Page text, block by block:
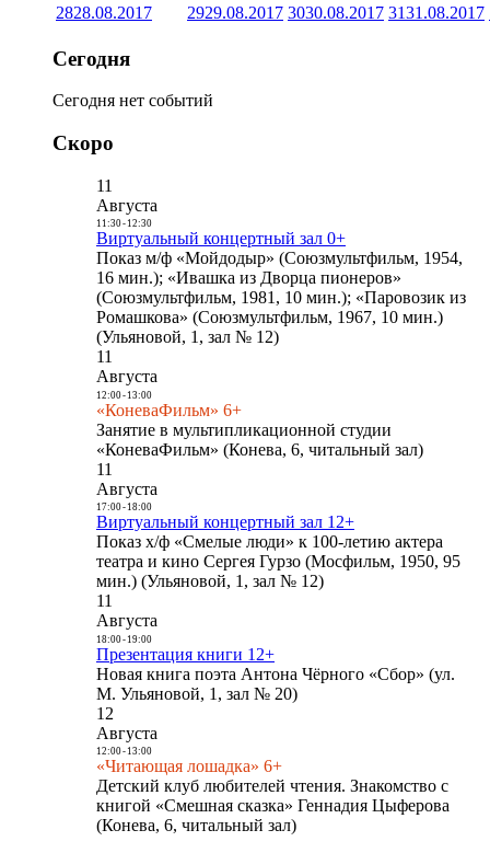
2828.08.2017 2929.08.2017 3030.08.2017 3131.08.2017
Сегодня
Сегодня нет событий
Скоро
11
Августа
11:30- 12:30
Виртуальный концертный зал 0+
Показ м/ф «Мойдодыр» (Союзмультфильм, 1954,
16 мин.); «Ивашка из Дворца пионеров»
(Союзмультфильм, 1981, 10 мин.); «Паровозик из
Ромашкова» (Союзмультфильм, 1967, 10 мин.)
(Ульяновой, 1, зал № 12)
11
Августа
12:00- 13:00
«КоневаФильм» 6+
Занятие в мультипликационной студии
«КоневаФильм» (Конева, 6, читальный зал)
11
Августа
17:00- 18:00
Виртуальный концертный зал 12+
Показ х/ф «Смелые люди» к 100-летию актера
театра и кино Сергея Гурзо (Мосфильм, 1950, 95
мин.) (Ульяновой, 1, зал № 12)
11
Августа
18:00- 19:00
Презентация книги 12+
Новая книга поэта Антона Чёрного «Сбор» (ул.
М. Ульяновой, 1, зал № 20)
12
Августа
12:00- 13:00
«Читающая лошадка» 6+
Детский клуб любителей чтения. Знакомство с
книгой «Смешная сказка» Геннадия Цыферова
(Конева, 6, читальный зал)